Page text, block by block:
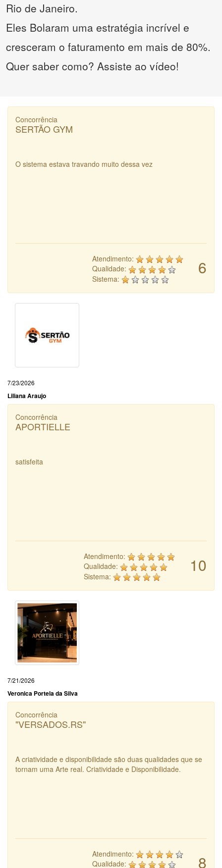
Rio de Janeiro.
Eles Bolaram uma estratégia incrível e
cresceram o faturamento em mais de 80%.
Quer saber como? Assiste ao vídeo!
Concorrência
SERTÃO GYM
O sistema estava travando muito dessa vez
6
Atendimento:
Qualidade:
Sistema:
7/23/2026
Liliana Araujo
Concorrência
APORTIELLE
satisfeita
10
Atendimento:
Qualidade:
Sistema:
7/21/2026
Veronica Portela da Silva
Concorrência
"VERSADOS.RS"
A criatividade e disponibilidade são duas qualidades que se
tornam uma Arte real. Criatividade e Disponibilidade.
8
Atendimento:
Qualidade: